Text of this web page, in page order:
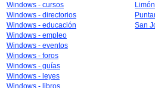
Windows - cursos
Windows - directorios
Windows - educación
Windows - empleo
Windows - eventos
Windows - foros
Windows - guías
Windows - leyes
Windows - libros
Limón
San